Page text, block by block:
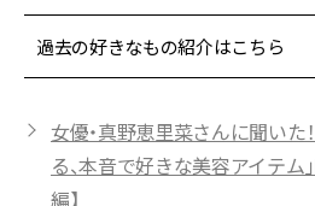
過去の好きなもの紹介はこちら
女優・真野恵里菜さんに聞いた
る、本音で好きな美容アイテム
編】